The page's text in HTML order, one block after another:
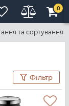
0
та сортування
Фільтр